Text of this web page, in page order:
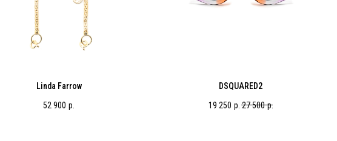
Linda Farrow
52 900 р.
DSQUARED2
19 250 р. 27 500 р.